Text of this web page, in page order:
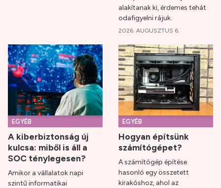
alakítanak ki, érdemes tehát
odafigyelni rájuk.
2026. AUGUSZTUS 6.
EGYÉB
A kiberbiztonság új
kulcsa: miből is áll a
SOC ténylegesen?
Amikor a vállalatok napi
szintű informatikai
EGYÉB
Hogyan építsünk
számítógépet?
A számítógép építése
hasonló egy összetett
kirakóshoz, ahol az